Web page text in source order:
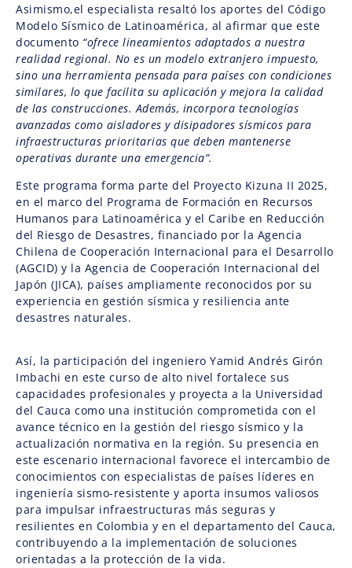
Asimismo,el especialista resaltó los aportes del Código
Modelo Sísmico de Latinoamérica, al afirmar que este
documento “ofrece lineamientos adaptados a nuestra
realidad regional. No es un modelo extranjero impuesto,
sino una herramienta pensada para países con condiciones
similares, lo que facilita su aplicación y mejora la calidad
de las construcciones. Además, incorpora tecnologías
avanzadas como aisladores y disipadores sísmicos para
infraestructuras prioritarias que deben mantenerse
operativas durante una emergencia”.
Este programa forma parte del Proyecto Kizuna II 2025,
en el marco del Programa de Formación en Recursos
Humanos para Latinoamérica y el Caribe en Reducción
del Riesgo de Desastres, financiado por la Agencia
Chilena de Cooperación Internacional para el Desarrollo
(AGCID) y la Agencia de Cooperación Internacional del
Japón (JICA), países ampliamente reconocidos por su
experiencia en gestión sísmica y resiliencia ante
desastres naturales.
Así, la participación del ingeniero Yamid Andrés Girón
Imbachi en este curso de alto nivel fortalece sus
capacidades profesionales y proyecta a la Universidad
del Cauca como una institución comprometida con el
avance técnico en la gestión del riesgo sísmico y la
actualización normativa en la región. Su presencia en
este escenario internacional favorece el intercambio de
conocimientos con especialistas de países líderes en
ingeniería sismo-resistente y aporta insumos valiosos
para impulsar infraestructuras más seguras y
resilientes en Colombia y en el departamento del Cauca,
contribuyendo a la implementación de soluciones
orientadas a la protección de la vida.